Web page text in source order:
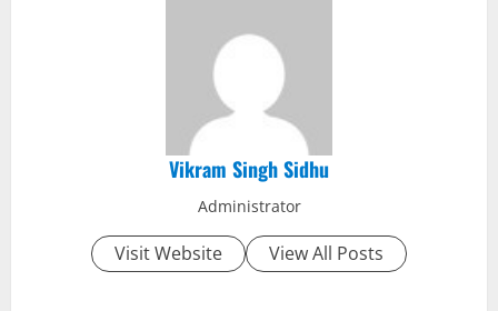
Vikram Singh Sidhu
Administrator
Visit Website View All Posts